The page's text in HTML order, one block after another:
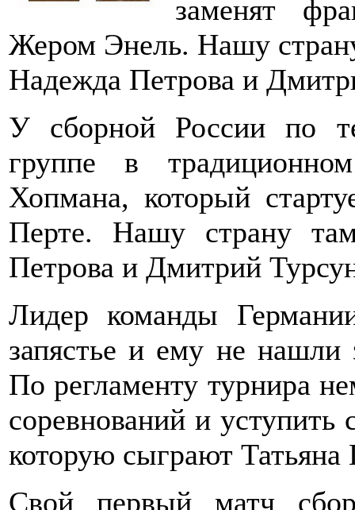
заменят
Жером Энель. Нашу
Надежда Петрова и
У сборной России по
группе в
Хопмана, который
Перте. Нашу страну
Петрова и Дмитрий
Лидер команды
запястье и ему не нашли
По регламенту турнира
соревнований и
которую сыграют
Свой первый матч